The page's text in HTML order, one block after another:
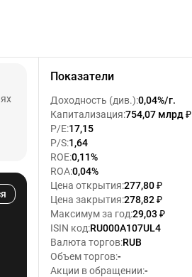
Показатели
Доходность (див.):0,04%/г.
Капитализация:754,07 млрд ₽
P/E:17,15
P/S:1,64
ROE:0,11%
ROA:0,04%
Цена открытия:277,80 ₽
Цена закрытия:278,82 ₽
Максимум за год:29,03 ₽
ISIN код:RU000A107UL4
Валюта торгов:RUB
Объем торгов:-
Акции в обращении:-